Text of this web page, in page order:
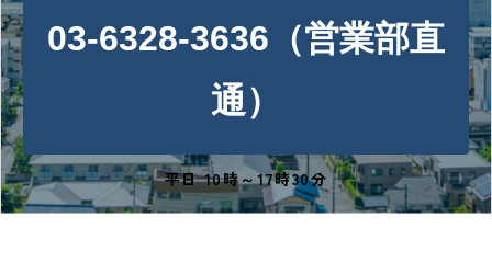
03-6328-3636（営業部直
通）
平日 10時～17時30分